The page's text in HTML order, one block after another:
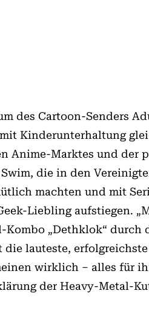
des Cartoon-Senders
Kinderunterhaltung
Anime-Marktes und der
die in den
machten und mit
Liebling aufstiegen.
„Dethklok“ durch
lauteste,
wirklich – alles für
der Heavy-Metal-